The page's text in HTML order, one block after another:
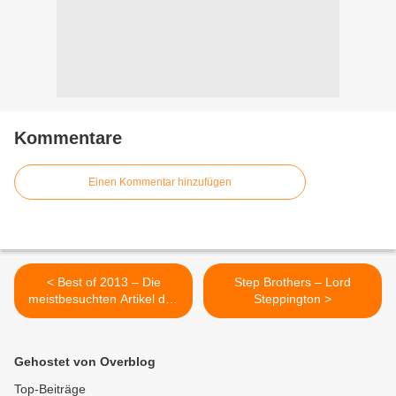
Kommentare
Einen Kommentar hinzufügen
< Best of 2013 – Die
meistbesuchten Artikel des
letzten Jahres
Step Brothers – Lord
Steppington >
Gehostet von Overblog
Top-Beiträge